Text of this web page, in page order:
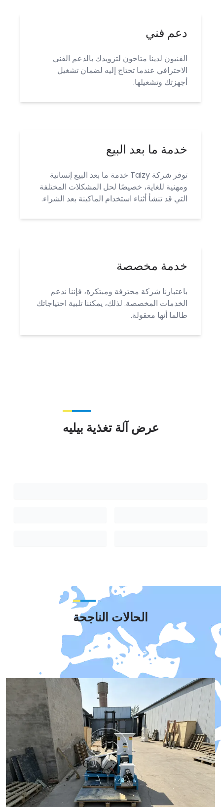
دعم فني
الفنيون لدينا متاحون لتزويدك بالدعم الفني
الاحترافي عندما تحتاج إليه لضمان تشغيل
أجهزتك وتشغيلها.
خدمة ما بعد البيع
توفر شركة Taizy خدمة ما بعد البيع إنسانية
ومهنية للغاية، خصيصًا لحل المشكلات المختلفة
التي قد تنشأ أثناء استخدام الماكينة بعد الشراء.
خدمة مخصصة
باعتبارنا شركة محترفة ومبتكرة، فإننا ندعم
الخدمات المخصصة. لذلك، يمكننا تلبية احتياجاتك
طالما أنها معقولة.
عرض آلة تغذية بيليه
الحالات الناجحة